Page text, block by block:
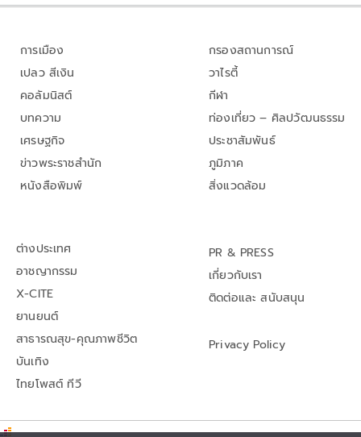
การเมือง
เปลว สีเงิน
คอลัมนิสต์
บทความ
เศรษฐกิจ
ข่าวพระราชสำนัก
หนังสือพิมพ์
กรองสถานการณ์
วาไรตี้
กีฬา
ท่องเที่ยว – ศิลปวัฒนธรรม
ประชาสัมพันธ์
ภูมิภาค
สิ่งแวดล้อม
ต่างประเทศ
อาชญากรรม
X-CITE
ยานยนต์
สาธารณสุข-คุณภาพชีวิต
บันเทิง
ไทยโพสต์ ทีวี
PR & PRESS
เกี่ยวกับเรา
ติดต่อและ สนับสนุน
Privacy Policy